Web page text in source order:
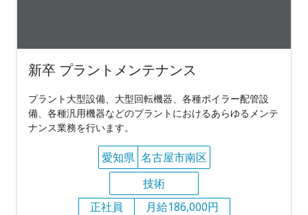
新卒 プラントメンテナンス
プラント大型設備、大型回転機器、各種ボイラー配管設
備、各種汎用機器などのプラントにおけるあらゆるメンテ
ナンス業務を行います。
愛知県 名古屋市南区
技術
正社員
月給186,000円